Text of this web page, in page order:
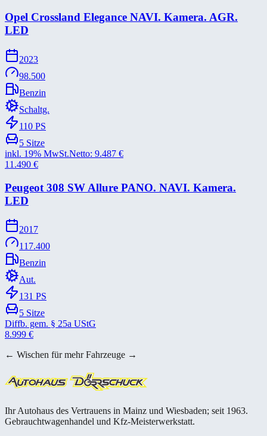
Opel Crossland Elegance NAVI. Kamera. AGR.
LED
2023
98.500
Benzin
Schaltg.
110 PS
5 Sitze
inkl. 19% MwSt.Netto: 9.487 €
11.490 €
Peugeot 308 SW Allure PANO. NAVI. Kamera.
LED
2017
117.400
Benzin
Aut.
131 PS
5 Sitze
Diffb. gem. § 25a UStG
8.999 €
← Wischen für mehr Fahrzeuge →
Ihr Autohaus des Vertrauens in Mainz und Wiesbaden; seit 1963.
Gebrauchtwagenhandel und Kfz-Meisterwerkstatt.